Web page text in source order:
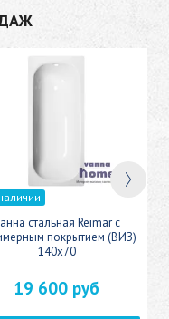
стальная Reimar с
покрытием (ВИЗ)
140x70
19 600 руб